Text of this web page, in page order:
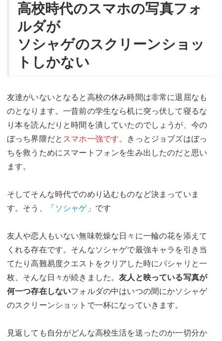
高校時代のスマホの写真フォ
ルダが
ソシャゲのスクリーンショッ
トしかない
友達がいないとなると高校の休み時間は非常に退屈なも
のとなります。一昔前の学生なら机に突っ伏して寝るな
り本を読んだりと時間を潰していたのでしょうが、今の
ぼっち界隈だと スマホ一強です。 きっとジョブズはぼっ
ちを救うためにスマートフォンを生み出したのだと思い
ます。
そしてそんな時代でのめり込むものなど決まっていま
す。そう、「ソシャゲ」です
友人や恋人もいない無味乾燥な日々に一輪の花を添えて
くれる存在です。そんなソシャゲで最強キャラを引き当
てたり高難易度クエストをクリアした時にパシャリと一
枚、そんな日々が続きました。友人と映っている写真が
何一つ存在しないフォルダの中はいつの間にかソシャゲ
のスクリーンショットで一杯になっていきます。
見返しても自分がどんな高校生活を送ったのか一切分か